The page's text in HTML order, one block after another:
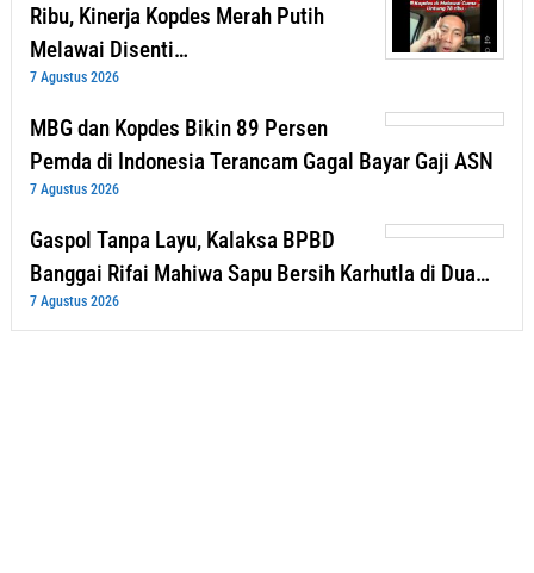
Ribu, Kinerja Kopdes Merah Putih
Melawai Disenti…
7 Agustus 2026
MBG dan Kopdes Bikin 89 Persen
Pemda di Indonesia Terancam Gagal Bayar Gaji ASN
7 Agustus 2026
Gaspol Tanpa Layu, Kalaksa BPBD
Banggai Rifai Mahiwa Sapu Bersih Karhutla di Dua…
7 Agustus 2026